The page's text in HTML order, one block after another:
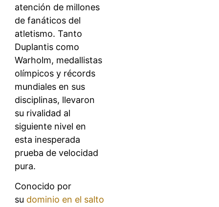
atención de millones
de fanáticos del
atletismo. Tanto
Duplantis como
Warholm, medallistas
olímpicos y récords
mundiales en sus
disciplinas, llevaron
su rivalidad al
siguiente nivel en
esta inesperada
prueba de velocidad
pura.
Conocido por
su dominio en el salto